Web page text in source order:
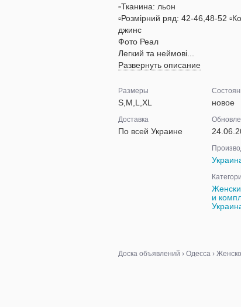
▫Тканина: льон
▫Розмірний ряд: 42-46,48-52
джинс
Фото Реал
Легкий та неймові...
Развернуть описание
Размеры
S,M,L,XL
Доставка
По всей Украине
новое
и
Доска объявлений › Одесса ›